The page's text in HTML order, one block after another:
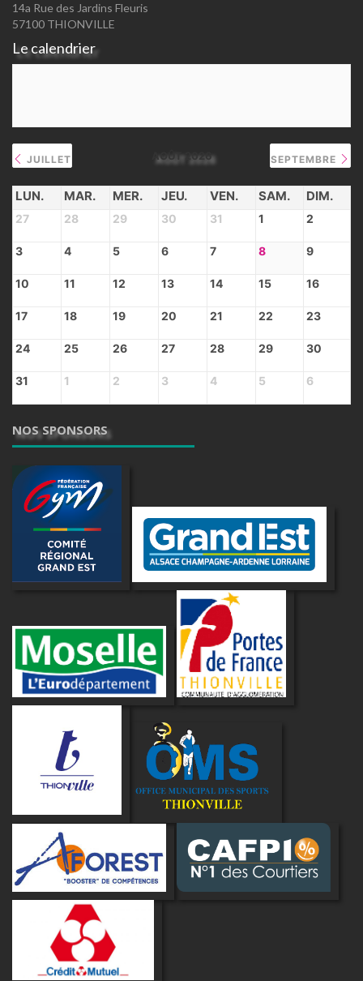
14a Rue des Jardins Fleuris
57100 THIONVILLE
Le calendrier
JUILLET AOÛT 2026 SEPTEMBRE
LUN. MAR. MER. JEU. VEN. SAM. DIM.
27 28 29 30 31 1 2
3 4 5 6 7 8 9
10 11 12 13 14 15 16
17 18 19 20 21 22 23
24 25 26 27 28 29 30
31 1 2 3 4 5 6
NOS SPONSORS